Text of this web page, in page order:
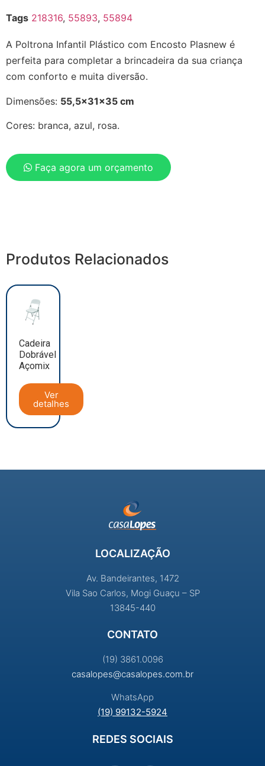
Tags 218316, 55893, 55894
A Poltrona Infantil Plástico com Encosto Plasnew é
perfeita para completar a brincadeira da sua criança
com conforto e muita diversão.
Dimensões: 55,5x31x35 cm
Cores: branca, azul, rosa.
Faça agora um orçamento
Produtos Relacionados
Cadeira
Dobrável
Açomix
Ver
detalhes
LOCALIZAÇÃO
Av. Bandeirantes, 1472
Vila Sao Carlos, Mogi Guaçu – SP
13845-440
CONTATO
(19) 3861.0096
casalopes@casalopes.com.br
WhatsApp
(19) 99132-5924
REDES SOCIAIS